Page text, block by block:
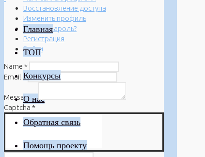
Главная
ТОП
Конкурсы
О нас
Обратная связь
Помощь проекту
Восстановление доступа
Изменить профиль
Забыли пароль?
Регистрация
Войти
Name *
Email *
Message*
Captcha *